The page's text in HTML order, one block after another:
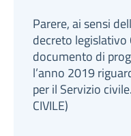
Parere, ai sensi
decreto
documento di
l’anno 2019
per il Servizio
CIVILE)